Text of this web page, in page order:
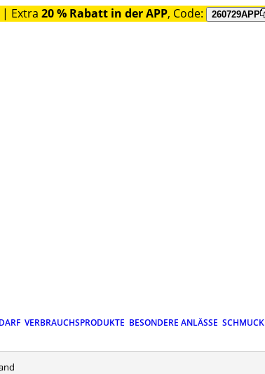
| Extra 20 % Rabatt in der APP, Code: 260729APP
VERBRAUCHSPRODUKTE BESONDERE ANLÄSSE SCHMUCK